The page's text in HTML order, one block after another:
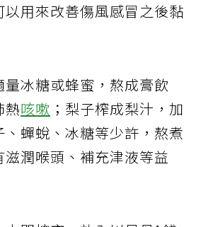
用來改善傷風感冒之後黏
冰糖或蜂蜜，熬成膏飲
熱咳嗽 ；梨子榨成梨汁，加
蟬蛻、冰糖等少許，熬煮
滋潤喉頭、補充津液等益